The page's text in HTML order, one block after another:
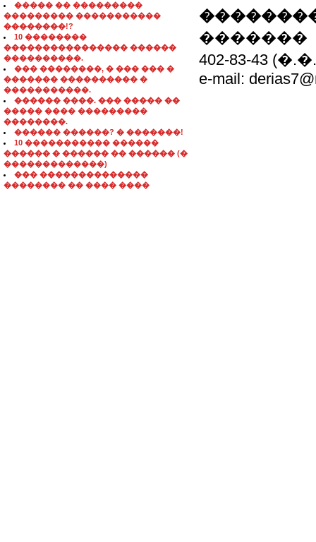
����� �� ���������
��������� �����������
��������!?
10 ��������
���������������� ������
����������.
��� ��������, � ��� ��� �
������� ���������� �
�����������.
������ ����. ��� ����� ��
����� ���� ���������
��������.
������ ������? � �������!
10 ����������� ������
������ � ������ �� ������ (�
�������������)
��� ��������������
�������� �� ���� ����
�������
402-83-43
e-mail: